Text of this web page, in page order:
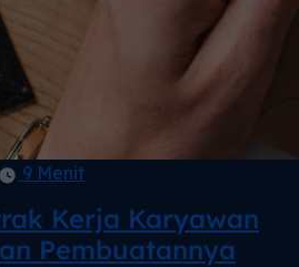
9 Menit
Kerja Karyawan
Pembuatannyaㅤㅤ